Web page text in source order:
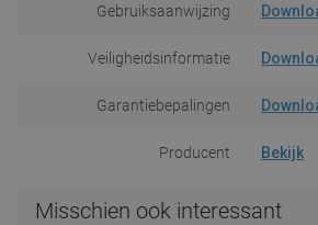
Gebruiksaanwijzing
Veiligheidsinformatie
Garantiebepalingen
Producent Bekijk
Misschien ook interessant